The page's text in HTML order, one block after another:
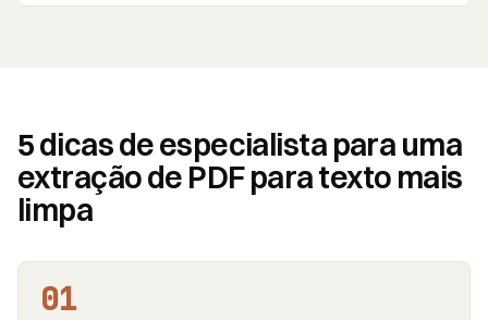
5 dicas de especialista para uma
extração de PDF para texto mais
limpa
01